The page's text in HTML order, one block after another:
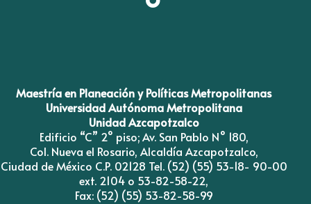
Maestría en Planeación y Políticas Metropolitanas
Universidad Autónoma Metropolitana
Unidad Azcapotzalco
Edificio “C” 2° piso; Av. San Pablo N° 180,
Col. Nueva el Rosario, Alcaldía Azcapotzalco,
Ciudad de México C.P. 02128 Tel. (52) (55) 53-18- 90-00
ext. 2104 o 53-82-58-22,
Fax: (52) (55) 53-82-58-99